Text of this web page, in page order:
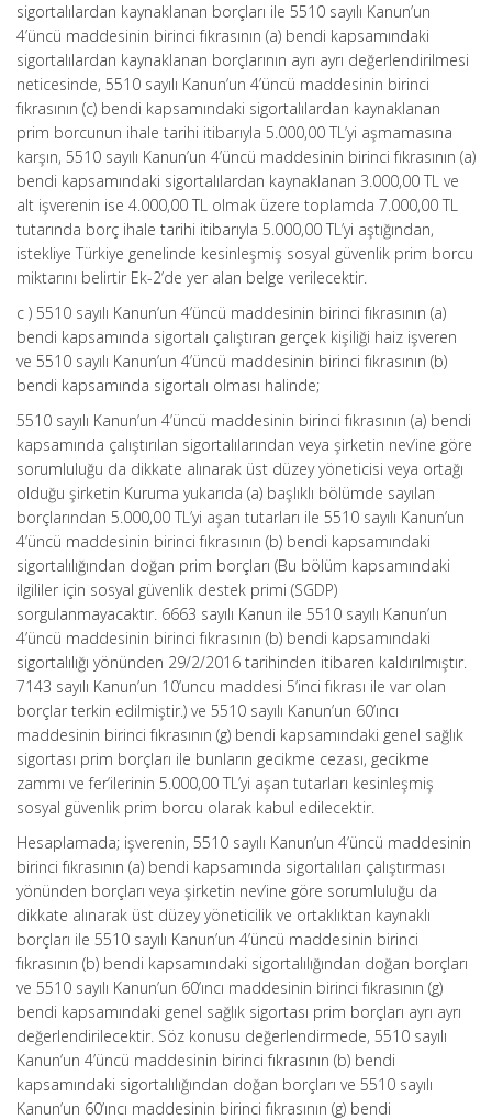
sigortalılardan kaynaklanan borçları ile 5510 sayılı Kanun’un
4’üncü maddesinin birinci fıkrasının (a) bendi kapsamındaki
sigortalılardan kaynaklanan borçlarının ayrı ayrı değerlendirilmesi
neticesinde, 5510 sayılı Kanun’un 4’üncü maddesinin birinci
fıkrasının (c) bendi kapsamındaki sigortalılardan kaynaklanan
prim borcunun ihale tarihi itibarıyla 5.000,00 TL’yi aşmamasına
karşın, 5510 sayılı Kanun’un 4’üncü maddesinin birinci fıkrasının (a)
bendi kapsamındaki sigortalılardan kaynaklanan 3.000,00 TL ve
alt işverenin ise 4.000,00 TL olmak üzere toplamda 7.000,00 TL
tutarında borç ihale tarihi itibarıyla 5.000,00 TL’yi aştığından,
istekliye Türkiye genelinde kesinleşmiş sosyal güvenlik prim borcu
miktarını belirtir Ek-2’de yer alan belge verilecektir.
c ) 5510 sayılı Kanun’un 4’üncü maddesinin birinci fıkrasının (a)
bendi kapsamında sigortalı çalıştıran gerçek kişiliği haiz işveren
ve 5510 sayılı Kanun’un 4’üncü maddesinin birinci fıkrasının (b)
bendi kapsamında sigortalı olması halinde;
5510 sayılı Kanun’un 4’üncü maddesinin birinci fıkrasının (a) bendi
kapsamında çalıştırılan sigortalılarından veya şirketin nev’ine göre
sorumluluğu da dikkate alınarak üst düzey yöneticisi veya ortağı
olduğu şirketin Kuruma yukarıda (a) başlıklı bölümde sayılan
borçlarından 5.000,00 TL’yi aşan tutarları ile 5510 sayılı Kanun’un
4’üncü maddesinin birinci fıkrasının (b) bendi kapsamındaki
sigortalılığından doğan prim borçları (Bu bölüm kapsamındaki
ilgililer için sosyal güvenlik destek primi (SGDP)
sorgulanmayacaktır. 6663 sayılı Kanun ile 5510 sayılı Kanun’un
4’üncü maddesinin birinci fıkrasının (b) bendi kapsamındaki
sigortalılığı yönünden 29/2/2016 tarihinden itibaren kaldırılmıştır.
7143 sayılı Kanun’un 10’uncu maddesi 5’inci fıkrası ile var olan
borçlar terkin edilmiştir.) ve 5510 sayılı Kanun’un 60’ıncı
maddesinin birinci fıkrasının (g) bendi kapsamındaki genel sağlık
sigortası prim borçları ile bunların gecikme cezası, gecikme
zammı ve fer’ilerinin 5.000,00 TL’yi aşan tutarları kesinleşmiş
sosyal güvenlik prim borcu olarak kabul edilecektir.
Hesaplamada; işverenin, 5510 sayılı Kanun’un 4’üncü maddesinin
birinci fıkrasının (a) bendi kapsamında sigortalıları çalıştırması
yönünden borçları veya şirketin nev’ine göre sorumluluğu da
dikkate alınarak üst düzey yöneticilik ve ortaklıktan kaynaklı
borçları ile 5510 sayılı Kanun’un 4’üncü maddesinin birinci
fıkrasının (b) bendi kapsamındaki sigortalılığından doğan borçları
ve 5510 sayılı Kanun’un 60’ıncı maddesinin birinci fıkrasının (g)
bendi kapsamındaki genel sağlık sigortası prim borçları ayrı ayrı
değerlendirilecektir. Söz konusu değerlendirmede, 5510 sayılı
Kanun’un 4’üncü maddesinin birinci fıkrasının (b) bendi
kapsamındaki sigortalılığından doğan borçları ve 5510 sayılı
Kanun’un 60’ıncı maddesinin birinci fıkrasının (g) bendi